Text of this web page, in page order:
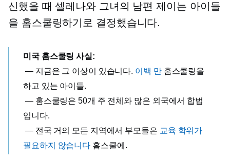
신했을 때 셀레나와 그녀의 남편 제이는 아이들
을 홈스쿨링하기로 결정했습니다.
미국 홈스쿨링 사실:
— 지금은 그 이상이 있습니다. 이백 만홈스쿨링을
하고 있는 아이들.
— 홈스쿨링은 50개 주 전체와 많은 외국에서 합법
입니다.
— 전국 거의 모든 지역에서 부모들은 교육 학위가
필요하지 않습니다 홈스쿨에.